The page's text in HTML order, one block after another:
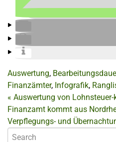
Auswertung,
Finanzämter, Infografik,
« Auswertung von
Finanzamt kommt aus
Verpflegungs- und